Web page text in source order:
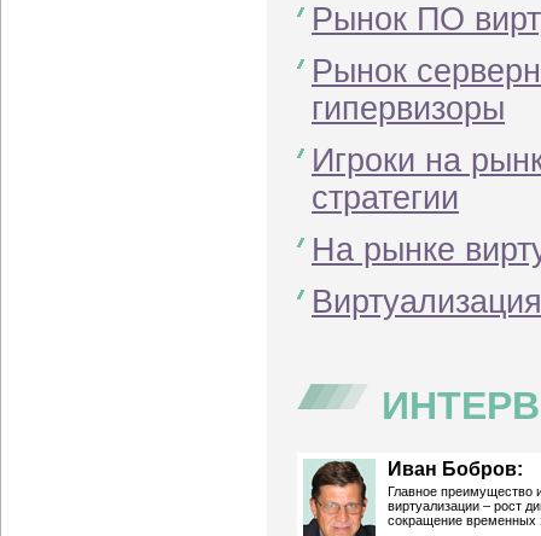
Рынок ПО
Рынок
гипервизоры
Игроки на
стратегии
На рынке
Иван Бобров:
Главное преимущество
виртуализации – рост
сокращение временных